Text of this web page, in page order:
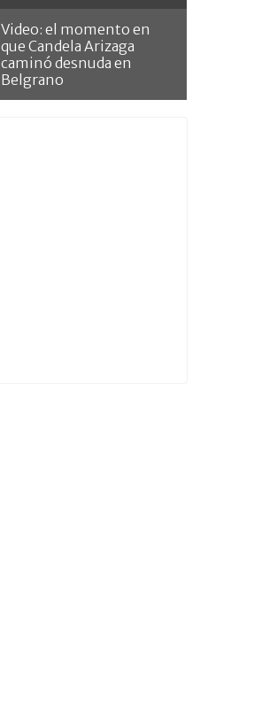
Video: el momento en
que Candela Arizaga
caminó desnuda en
Belgrano